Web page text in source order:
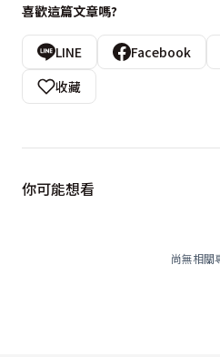
喜歡這篇文章嗎?
LINE Facebook
收藏
你可能想看
尚無相關